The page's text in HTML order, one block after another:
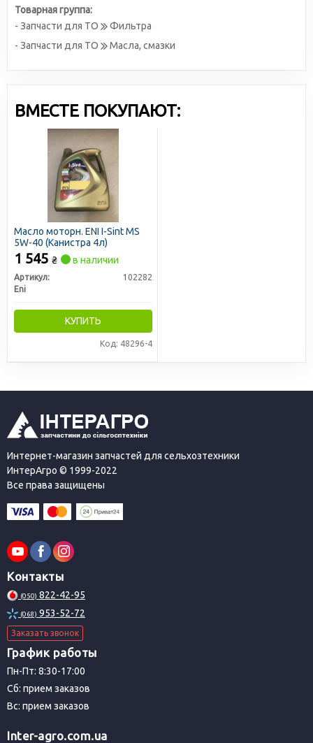
Товарная группа:
- Запчасти для ТО
Фильтра
- Запчасти для ТО
Масла, смазки
ВМЕСТЕ ПОКУПАЮТ:
Масло моторн. ENI I-Sint MS
5W-40 (Канистра 4л)
1 545 ₴ в наличии
Артикул:
102282
Eni
КУПИТЬ
Код: 48296-4
Интернет-магазин запчастей для сельхозтехники
ИнтерАгро © 1999-2022
Все права защищены
Контакты
(050) 822-42-95
(068) 953-52-72
Заказать звонок
График работы
Пн-Пт: 8:30-17:00
Сб: прием заказов
Вс: прием заказов
Inter-agro.com.ua